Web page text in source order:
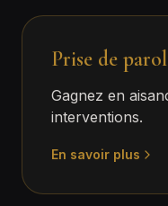
Prise de
Gagnez en
interventions.
En savoir plus